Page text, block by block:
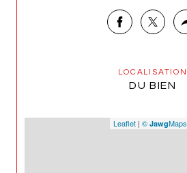
LOCALISATION
DU BIEN
Leaflet | © JawgMaps